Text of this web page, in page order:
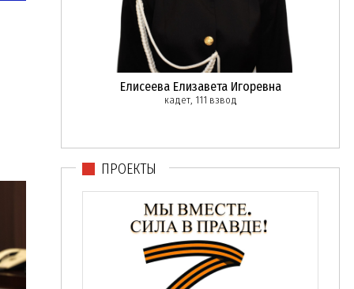
Елисеева Елизавета Игоревна
кадет, 111 взвод
ПРОЕКТЫ